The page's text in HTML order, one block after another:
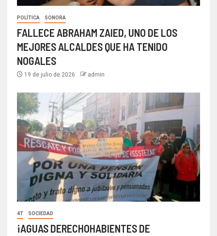
POLÍTICA SONORA
FALLECE ABRAHAM ZAIED, UNO DE LOS
MEJORES ALCALDES QUE HA TENIDO
NOGALES
19 de julio de 2026 admin
4T SOCIEDAD
¡AGUAS DERECHOHABIENTES DE